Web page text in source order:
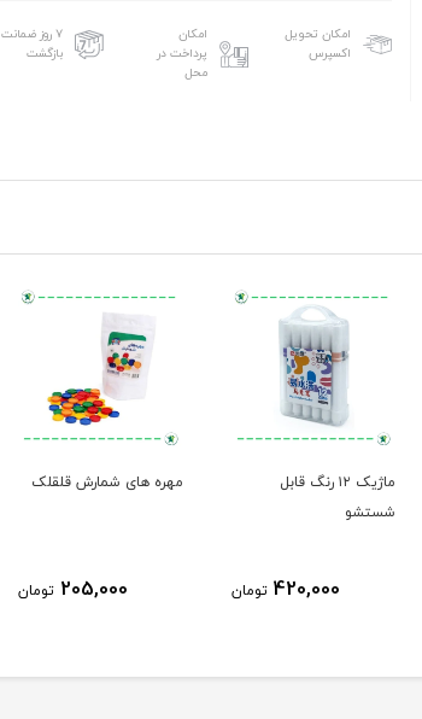
امکان تحویل
اکسپرس
امکان
پرداخت در
محل
۷ روز ضمانت
بازگشت
ماژیک ۱۲ رنگ قابل
شستشو
420,000 تومان
مهره های شمارش قلقلک
205,000 تومان